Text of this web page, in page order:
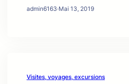
admin6163·Mai 13, 2019
Visites, voyages, excursions